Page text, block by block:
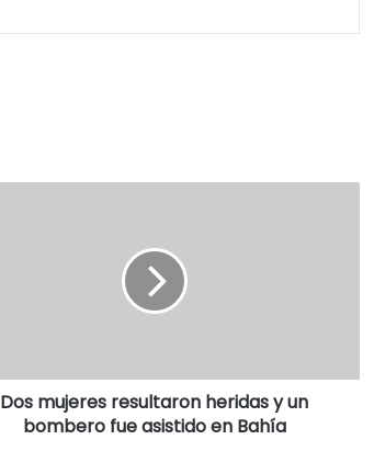
Dos mujeres resultaron heridas y un
bombero fue asistido en Bahía